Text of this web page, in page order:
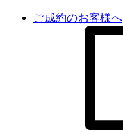
ご成約のお客様へ